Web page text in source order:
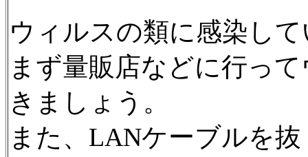
ウィルスの類に感染し
まず量販店などに行っ
きましょう。
また、LANケーブルを